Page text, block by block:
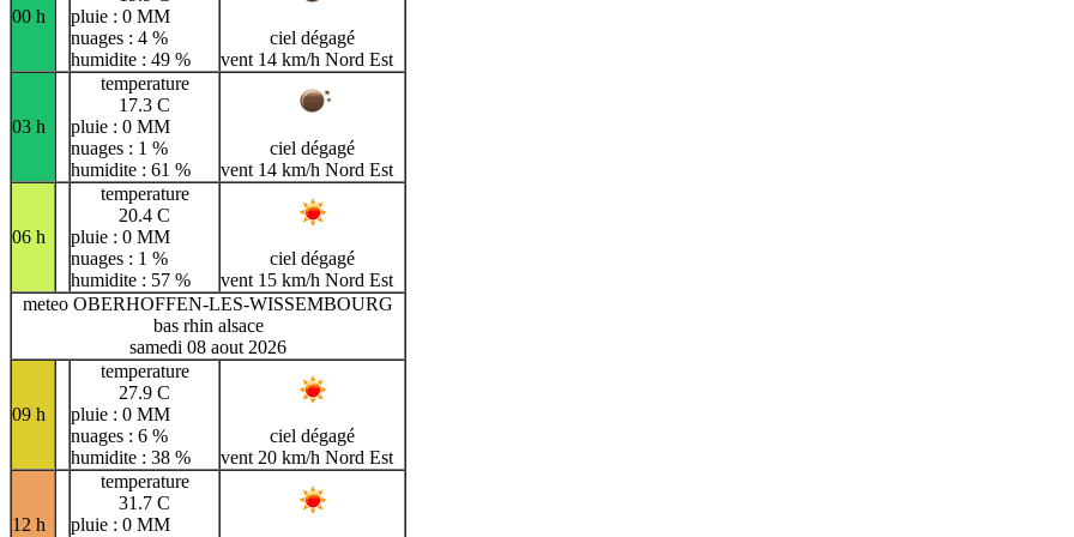
00 h
pluie : 0 MM
nuages : 4 %
humidite : 49 %
ciel dégagé
vent 14 km/h Nord Est
03 h
temperature
17.3 C
pluie : 0 MM
nuages : 1 %
humidite : 61 %
ciel dégagé
vent 14 km/h Nord Est
06 h
temperature
20.4 C
pluie : 0 MM
nuages : 1 %
humidite : 57 %
ciel dégagé
vent 15 km/h Nord Est
meteo OBERHOFFEN-LES-WISSEMBOURG
bas rhin alsace
samedi 08 aout 2026
09 h
temperature
27.9 C
pluie : 0 MM
nuages : 6 %
humidite : 38 %
ciel dégagé
vent 20 km/h Nord Est
12 h
temperature
31.7 C
pluie : 0 MM